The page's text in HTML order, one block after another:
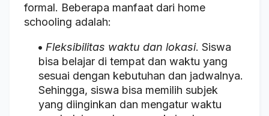
formal. Beberapa manfaat dari home
schooling adalah:
Fleksibilitas waktu dan lokasi. Siswa
bisa belajar di tempat dan waktu yang
sesuai dengan kebutuhan dan jadwalnya.
Sehingga, siswa bisa memilih subjek
yang diinginkan dan mengatur waktu